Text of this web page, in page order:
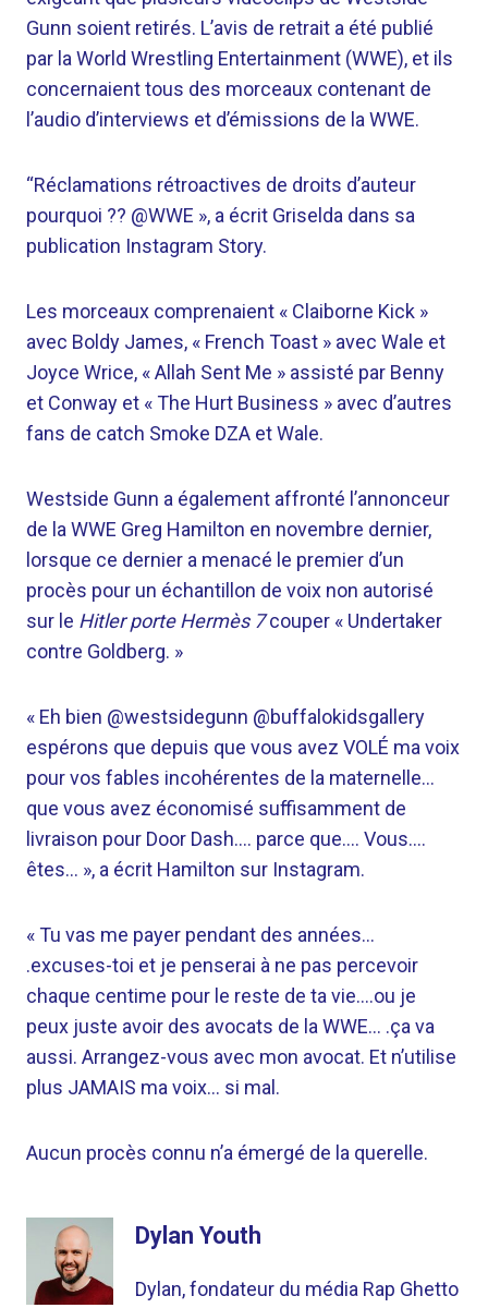
Gunn soient retirés. L’avis de retrait a été publié
par la World Wrestling Entertainment (WWE), et ils
concernaient tous des morceaux contenant de
l’audio d’interviews et d’émissions de la WWE.
“Réclamations rétroactives de droits d’auteur
pourquoi ?? @WWE », a écrit Griselda dans sa
publication Instagram Story.
Les morceaux comprenaient « Claiborne Kick »
avec Boldy James, « French Toast » avec Wale et
Joyce Wrice, « Allah Sent Me » assisté par Benny
et Conway et « The Hurt Business » avec d’autres
fans de catch Smoke DZA et Wale.
Westside Gunn a également affronté l’annonceur
de la WWE Greg Hamilton en novembre dernier,
lorsque ce dernier a menacé le premier d’un
procès pour un échantillon de voix non autorisé
sur le Hitler porte Hermès 7couper « Undertaker
contre Goldberg. »
« Eh bien @westsidegunn @buffalokidsgallery
espérons que depuis que vous avez VOLÉ ma voix
pour vos fables incohérentes de la maternelle…
que vous avez économisé suffisamment de
livraison pour Door Dash…. parce que…. Vous….
êtes… », a écrit Hamilton sur Instagram.
« Tu vas me payer pendant des années…
.excuses-toi et je penserai à ne pas percevoir
chaque centime pour le reste de ta vie….ou je
peux juste avoir des avocats de la WWE… .ça va
aussi. Arrangez-vous avec mon avocat. Et n’utilise
plus JAMAIS ma voix… si mal.
Aucun procès connu n’a émergé de la querelle.
Dylan Youth
Dylan, fondateur du média Rap Ghetto